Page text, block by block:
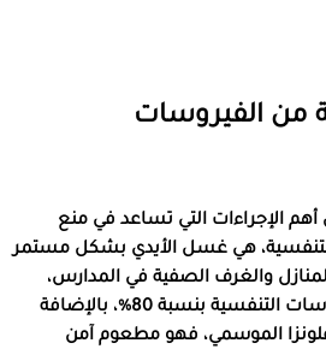
من الفيروسات
أهم الإجراءات التي تساعد في منع
هي غسل الأيدي بشكل مستمر
والغرف الصفية في المدارس،
لتقليل نسبة انتشار الفيروسات التنفسية بنسبة 80%، بالإضافة
الموسمي، فهو مطعوم آمن